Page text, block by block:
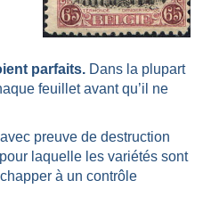
parfaits. Dans la plupart
feuillet avant qu’il ne
avec preuve de destruction
laquelle les variétés sont
à un contrôle